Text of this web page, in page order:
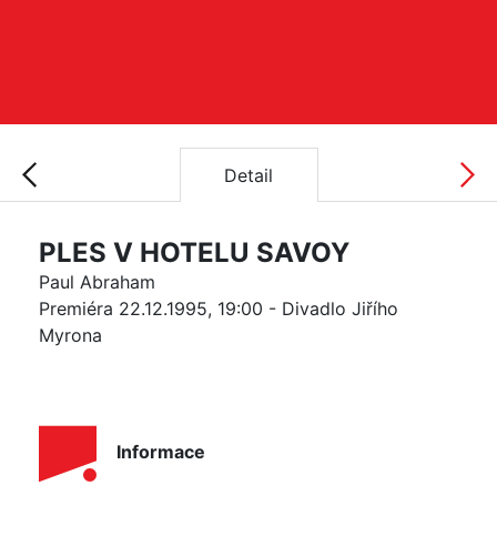
Detail
PLES V HOTELU SAVOY
Paul Abraham
Premiéra 22.12.1995, 19:00 - Divadlo Jiřího
Myrona
Informace